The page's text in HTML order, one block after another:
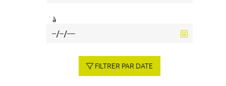
à
FILTRER PAR DATE